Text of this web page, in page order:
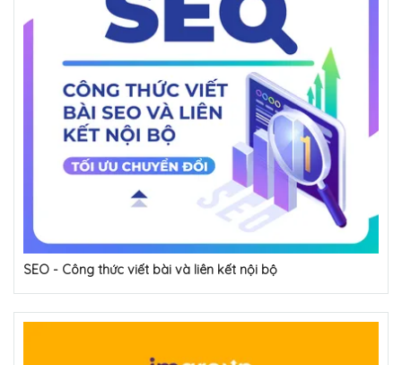
SEO - Công thức viết bài và liên kết nội bộ